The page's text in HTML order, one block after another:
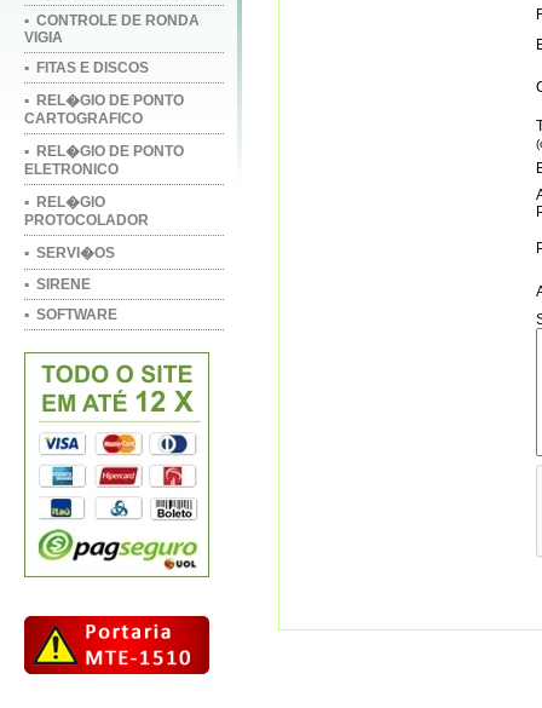
▪ CONTROLE DE RONDA
VIGIA
▪ FITAS E DISCOS
▪ REL�GIO DE PONTO
CARTOGRAFICO
▪ REL�GIO DE PONTO
ELETRONICO
▪ REL�GIO
PROTOCOLADOR
▪ SERVI�OS
▪ SIRENE
▪ SOFTWARE